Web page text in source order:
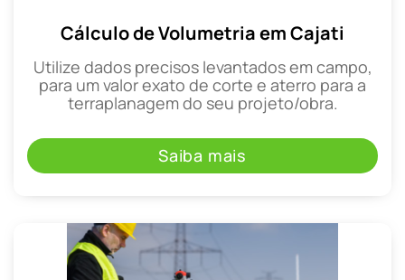
Cálculo de Volumetria em Cajati
Utilize dados precisos levantados em campo,
para um valor exato de corte e aterro para a
terraplanagem do seu projeto/obra.
Saiba mais